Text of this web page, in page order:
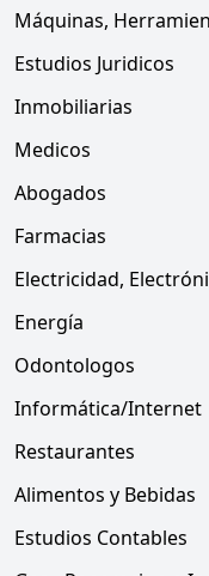
Máquinas,
Estudios Juridicos
Inmobiliarias
Medicos
Abogados
Farmacias
Electricidad,
Energía
Odontologos
Informática/Internet
Restaurantes
Alimentos y Bebidas
Estudios Contables